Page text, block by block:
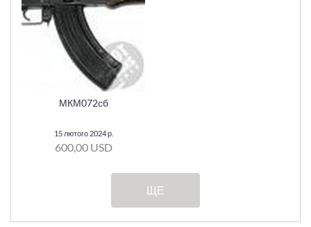
МКМ072сб
15 лютого 2024 р.
600,00 USD
ЩЕ